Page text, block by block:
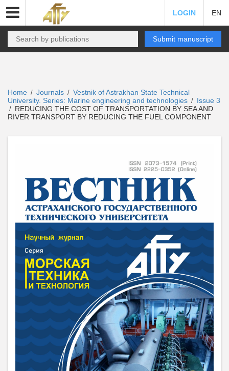
LOGIN EN
Submit manuscript
Home / Journals / Vestnik of Astrakhan State Technical
University. Series: Marine engineering and technologies / Issue 3
/ REDUCING THE COST OF TRANSPORTATION BY SEA AND
RIVER TRANSPORT BY REDUCING THE FUEL COMPONENT